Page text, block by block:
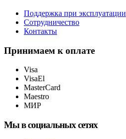
Поддержка при эксплуатации
Сотрудничество
Контакты
Принимаем к оплате
Visa
VisaEl
MasterCard
Maestro
МИР
Мы в социальных сетях